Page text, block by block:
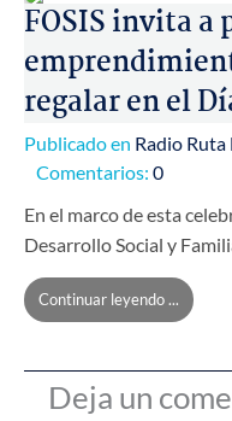
FOSIS invita a
regalar en el
Publicado en Radio
Comentarios: 0
En el marco de esta
Desarrollo Social y
Continuar leyendo ...
Deja un